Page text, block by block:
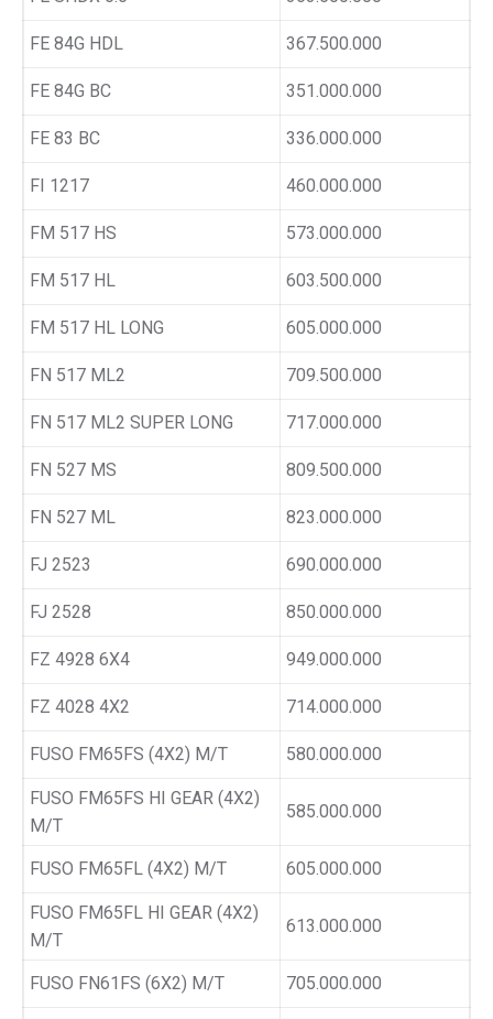
FE 84G HDL 367.500.000
FE 84G BC 351.000.000
FE 83 BC 336.000.000
FI 1217 460.000.000
FM 517 HS 573.000.000
FM 517 HL 603.500.000
FM 517 HL LONG 605.000.000
FN 517 ML2 709.500.000
FN 517 ML2 SUPER LONG 717.000.000
FN 527 MS 809.500.000
FN 527 ML 823.000.000
FJ 2523 690.000.000
FJ 2528 850.000.000
FZ 4928 6X4 949.000.000
FZ 4028 4X2 714.000.000
FUSO FM65FS (4X2) M/T 580.000.000
FUSO FM65FS HI GEAR (4X2)
M/T
585.000.000
FUSO FM65FL (4X2) M/T 605.000.000
FUSO FM65FL HI GEAR (4X2)
M/T
613.000.000
FUSO FN61FS (6X2) M/T 705.000.000